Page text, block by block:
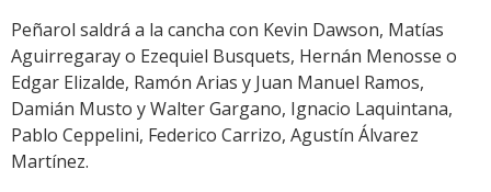
Peñarol saldrá a la cancha con Kevin Dawson, Matías
Aguirregaray o Ezequiel Busquets, Hernán Menosse o
Edgar Elizalde, Ramón Arias y Juan Manuel Ramos,
Damián Musto y Walter Gargano, Ignacio Laquintana,
Pablo Ceppelini, Federico Carrizo, Agustín Álvarez
Martínez.